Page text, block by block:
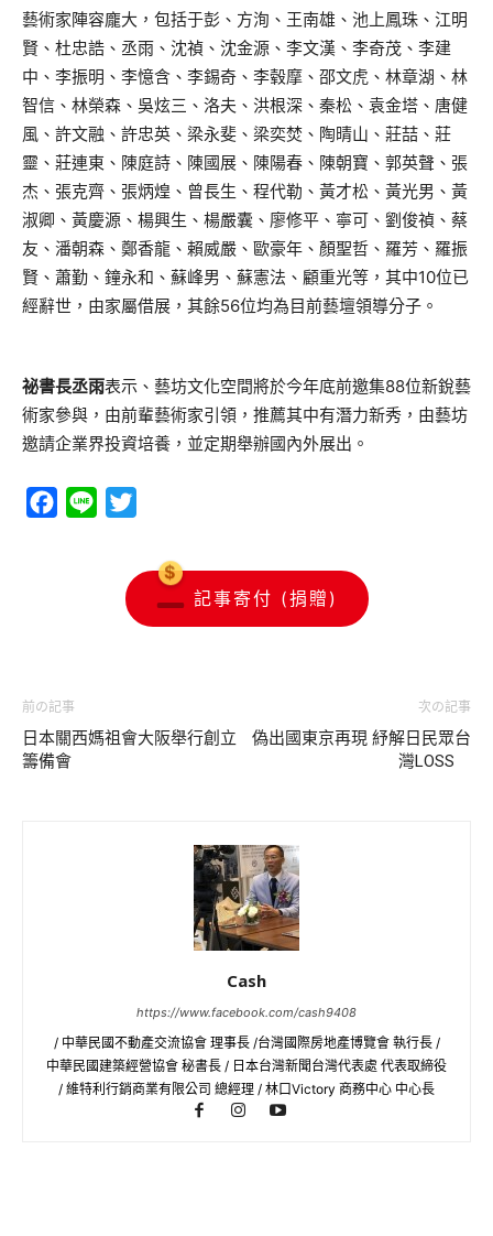
藝術家陣容龐大，包括于彭、方洵、王南雄、池上鳳珠、江明
賢、杜忠誥、丞雨、沈禎、沈金源、李文漢、李奇茂、李建
中、李振明、李憶含、李錫奇、李毂摩、邵文虎、林章湖、林
智信、林榮森、吳炫三、洛夫、洪根深、秦松、袁金塔、唐健
風、許文融、許忠英、梁永斐、梁奕焚、陶晴山、莊喆、莊
靈、莊連東、陳庭詩、陳國展、陳陽春、陳朝寶、郭英聲、張
杰、張克齊、張炳煌、曾長生、程代勒、黃才松、黃光男、黃
淑卿、黃慶源、楊興生、楊嚴囊、廖修平、寧可、劉俊禎、蔡
友、潘朝森、鄭香龍、賴威嚴、歐豪年、顏聖哲、羅芳、羅振
賢、蕭勤、鐘永和、蘇峰男、蘇憲法、顧重光等，其中10位已
經辭世，由家屬借展，其餘56位均為目前藝壇領導分子。
祕書長丞雨表示、藝坊文化空間將於今年底前邀集88位新銳藝
術家參與，由前輩藝術家引領，推薦其中有潛力新秀，由藝坊
邀請企業界投資培養，並定期舉辦國內外展出。
Facebook
Line
記事寄付 (捐贈)
前の記事
日本關西媽祖會大阪舉行創立
籌備會
次の記事
偽出國東京再現 紓解日民眾台
灣LOSS
Cash
https://www.facebook.com/cash9408
/ 中華民國不動產交流協會 理事長 /台灣國際房地產博覽會 執行長 /
中華民國建築經營協會 秘書長 / 日本台灣新聞台灣代表處 代表取締役
/ 維特利行銷商業有限公司 總經理 / 林口Victory 商務中心 中心長